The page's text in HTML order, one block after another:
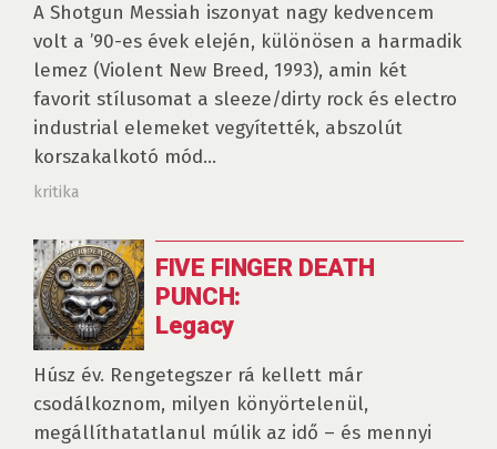
A Shotgun Messiah iszonyat nagy kedvencem
volt a ’90-es évek elején, különösen a harmadik
lemez (Violent New Breed, 1993), amin két
favorit stílusomat a sleeze/dirty rock és electro
industrial elemeket vegyítették, abszolút
korszakalkotó mód...
kritika
FIVE FINGER DEATH
PUNCH:
Legacy
Húsz év. Rengetegszer rá kellett már
csodálkoznom, milyen könyörtelenül,
megállíthatatlanul múlik az idő – és mennyi